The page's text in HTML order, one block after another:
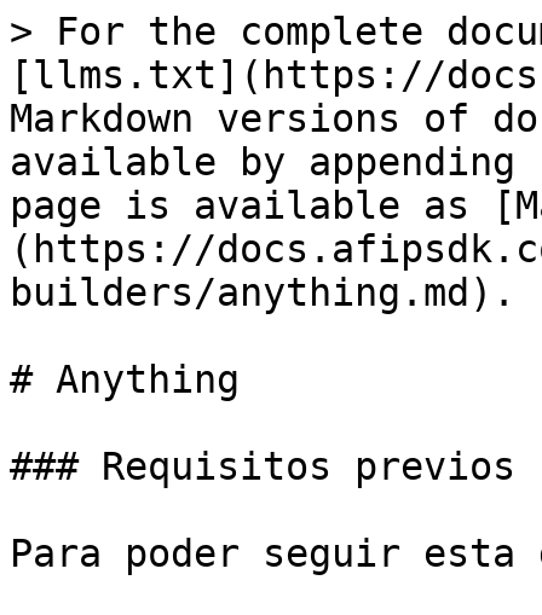
> For the complete
[llms.txt](https://
Markdown versions of
available by
page is available as
(https://
builders/anything.md).
# Anything
### Requisitos previos
Para poder seguir